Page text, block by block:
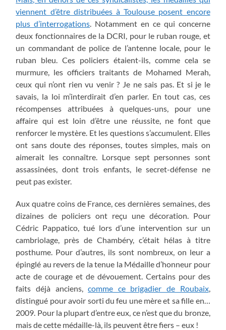
viennent d’être distribuées à Toulouse posent encore
plus d’interrogations . Notamment en ce qui concerne
deux fonctionnaires de la DCRI, pour le ruban rouge, et
un commandant de police de l’antenne locale, pour le
ruban bleu. Ces policiers étaient-ils, comme cela se
murmure, les officiers traitants de Mohamed Merah,
ceux qui n’ont rien vu venir ? Je ne sais pas. Et si je le
savais, la loi m’interdirait d’en parler. En tout cas, ces
récompenses attribuées à quelques-uns, pour une
affaire qui est loin d’être une réussite, ne font que
renforcer le mystère. Et les questions s’accumulent. Elles
ont sans doute des réponses, toutes simples, mais on
aimerait les connaître. Lorsque sept personnes sont
assassinées, dont trois enfants, le secret-défense ne
peut pas exister.
Aux quatre coins de France, ces dernières semaines, des
dizaines de policiers ont reçu une décoration. Pour
Cédric Pappatico, tué lors d’une intervention sur un
cambriolage, près de Chambéry, c’était hélas à titre
posthume. Pour d’autres, ils sont nombreux, on leur a
épinglé au revers de la tenue la Médaille d’honneur pour
acte de courage et de dévouement. Certains pour des
faits déjà anciens,comme ce brigadier de Roubaix,
distingué pour avoir sorti du feu une mère et sa fille en…
2009. Pour la plupart d’entre eux, ce n’est que du bronze,
mais de cette médaille-là, ils peuvent être fiers – eux !